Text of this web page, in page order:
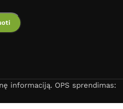
informaciją. OPS sprendimas: